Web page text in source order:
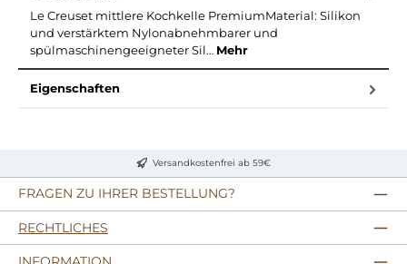
Le Creuset mittlere Kochkelle PremiumMaterial: Silikon
und verstärktem Nylonabnehmbarer und
spülmaschinengeeigneter Sil… Mehr
Eigenschaften
Versandkostenfrei ab 59€
FRAGEN ZU IHRER BESTELLUNG?
RECHTLICHES